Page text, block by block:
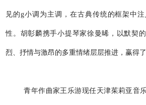
见的g小调为主调，在古典传统的框架中
性。胡彰麟携手小提琴家徐曼晞，以默契
烈、抒情与激昂的多重情绪层层推进，赢得
青年作曲家王乐游现任天津茱莉亚音